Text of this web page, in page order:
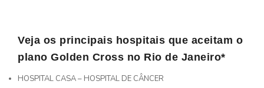
Veja os principais hospitais que aceitam o
plano Golden Cross no Rio de Janeiro*
HOSPITAL CASA – HOSPITAL DE CÂNCER